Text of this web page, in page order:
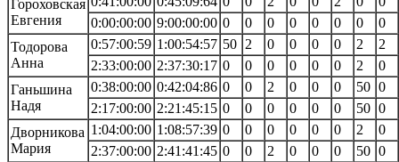
Гороховская
Евгения
0:00:00:00 9:00:00:00 0 0 0 0 0 0 0
0
Тодорова
Анна
0:57:00:59 1:00:54:57 50 2 0 0 0 0 2
2
2:33:00:00 2:37:30:17 0 0 0 0 0 0 2
0
Ганьшина
Надя
0:38:00:00 0:42:04:86 0 0 2 0 0 0 50 0
2:17:00:00 2:21:45:15 0 0 0 0 0 0 50 0
Дворникова
Мария
1:04:00:00 1:08:57:39 0 0 0 0 0 0 2
0
2:37:00:00 2:41:41:45 0 0 2 0 0 0 50 0